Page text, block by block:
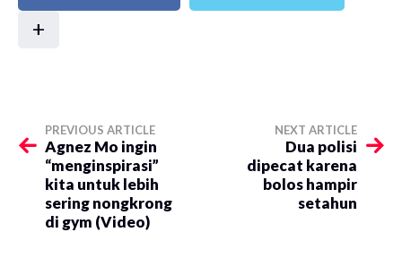
+
PREVIOUS ARTICLE
Agnez Mo ingin
“menginspirasi”
kita untuk lebih
sering nongkrong
di gym (Video)
NEXT ARTICLE
​Dua polisi
dipecat karena
bolos hampir
setahun